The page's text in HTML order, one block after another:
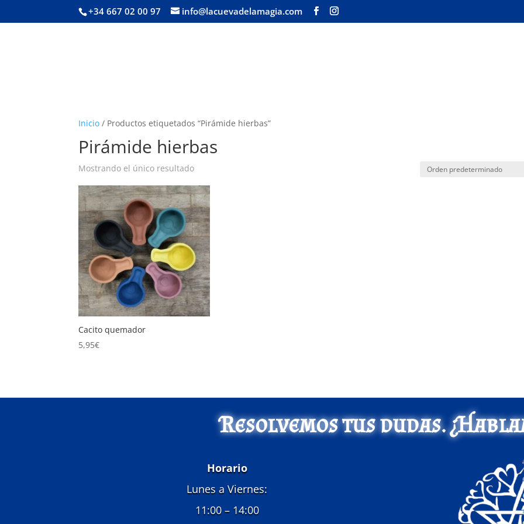
+34 667 02 00 97 info@lacuevadelamagia.com
Inicio / Productos etiquetados “Pirámide hierbas”
Pirámide hierbas
Mostrando el único resultado
Cacito quemador
5,95€
Resolvemos tus dudas.
Horario
Lunes a Viernes:
11:00 – 14:00